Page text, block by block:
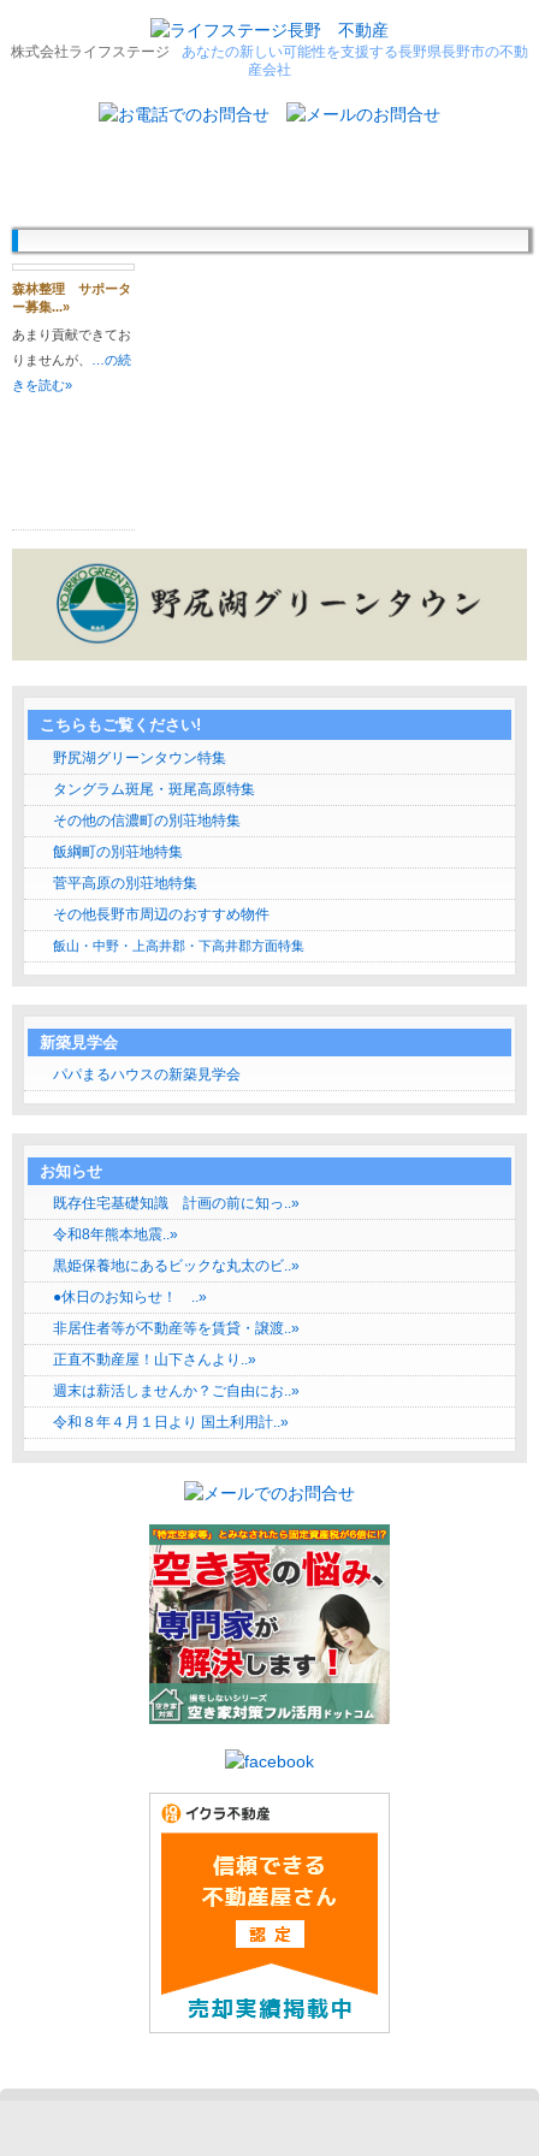
株式会社ライフステージ
あなたの新しい可能性を支援する長野県長野市の不動
産会社
森林整理 サポータ
ー募集...»
あまり貢献できてお
りませんが、 …の続
きを読む»
こちらもご覧ください!
野尻湖グリーンタウン特集
タングラム斑尾・斑尾高原特集
その他の信濃町の別荘地特集
飯綱町の別荘地特集
菅平高原の別荘地特集
その他長野市周辺のおすすめ物件
飯山・中野・上高井郡・下高井郡方面特集
新築見学会
パパまるハウスの新築見学会
お知らせ
既存住宅基礎知識 計画の前に知っ..»
令和8年熊本地震..»
黒姫保養地にあるビックな丸太のビ..»
●休日のお知らせ！ ..»
非居住者等が不動産等を賃貸・譲渡..»
正直不動産屋！山下さんより..»
週末は薪活しませんか？ご自由にお..»
令和８年４月１日より 国土利用計..»